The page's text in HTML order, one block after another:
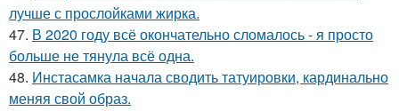
лучше с прослойками жирка.
47. В 2020 году всё окончательно сломалось - я просто
больше не тянула всё одна.
48. Инстасамка начала сводить татуировки, кардинально
меняя свой образ.